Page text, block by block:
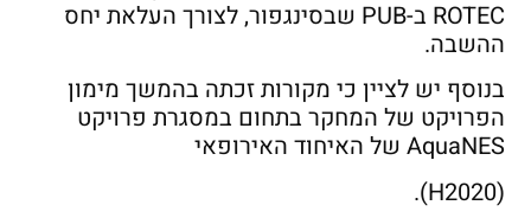
ROTEC ב-PUB שבסינגפור, לצורך העלאת יחס
ההשבה.
בנוסף יש לציין כי מקורות זכתה בהמשך מימון
הפרויקט של המחקר בתחום במסגרת פרויקט
AquaNES של האיחוד האירופאי
(H2020).